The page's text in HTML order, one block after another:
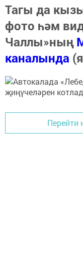
Тагы да
фото һәм
Чаллы»ның
каналында
Перейти